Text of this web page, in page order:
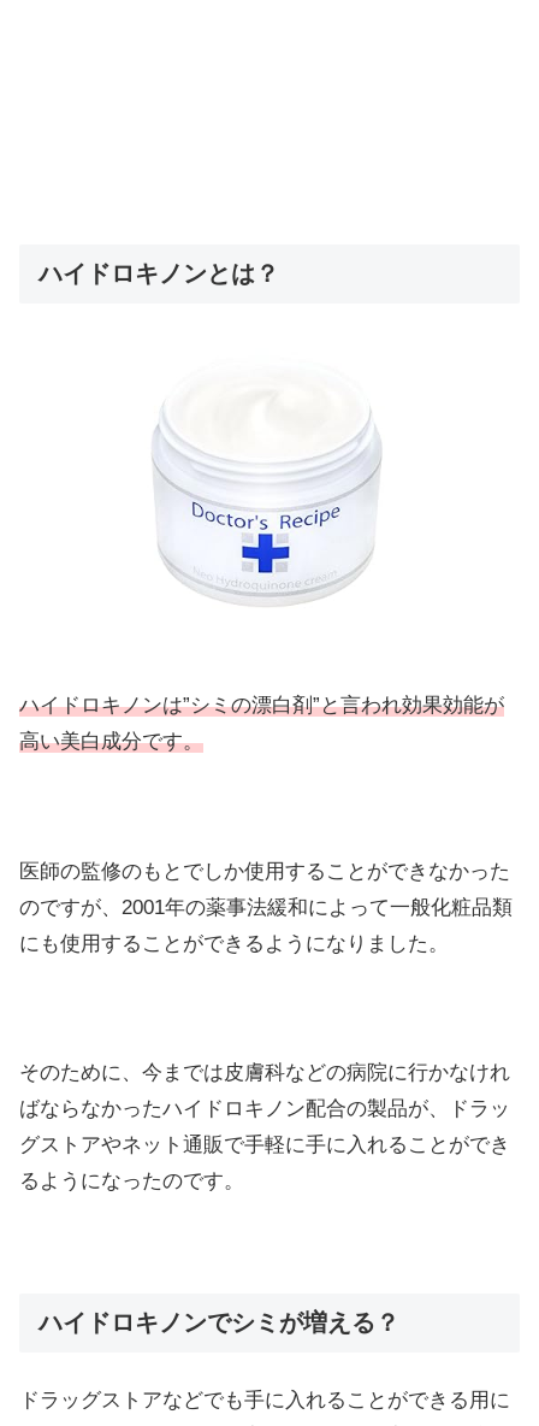
ハイドロキノンとは？
ハイドロキノンは”シミの漂白剤”と言われ効果効能が
高い美白成分です。
医師の監修のもとでしか使用することができなかった
のですが、2001年の薬事法緩和によって一般化粧品類
にも使用することができるようになりました。
そのために、今までは皮膚科などの病院に行かなけれ
ばならなかったハイドロキノン配合の製品が、ドラッ
グストアやネット通販で手軽に手に入れることができ
るようになったのです。
ハイドロキノンでシミが増える？
ドラッグストアなどでも手に入れることができる用に